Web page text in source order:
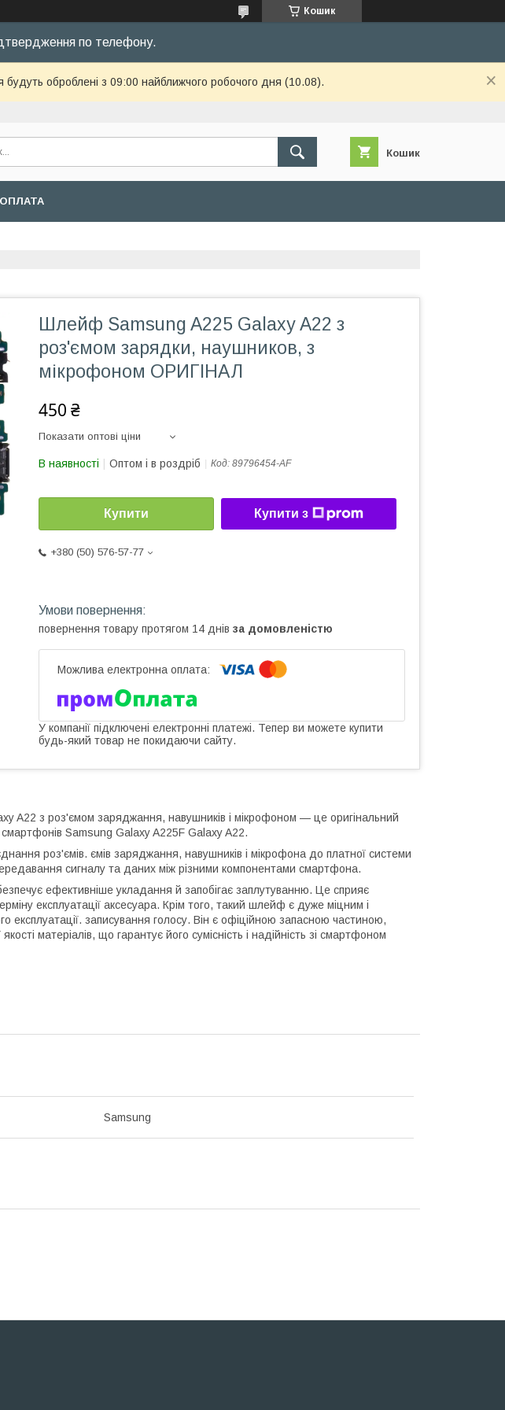
Кошик
по телефону.
оброблені з 09:00 найближчого робочого дня (10.08).
Кошик
Шлейф Samsung A225 Galaxy A22 з
роз'ємом зарядки, наушников, з
мікрофоном ОРИГІНАЛ
450 ₴
Показати оптові ціни
В наявності Оптом і в роздріб Код: 89796454-AF
Купити Купити з
+380 (50) 576-57-77
повернення товару протягом 14 днів за домовленістю
У компанії підключені електронні платежі. Тепер ви можете купити
будь-який товар не покидаючи сайту.
A22 з роз'ємом заряджання, навушників і мікрофоном — це оригінальний
Samsung Galaxy A225F Galaxy A22.
роз'ємів. ємів заряджання, навушників і мікрофона до платної системи
сигналу та даних між різними компонентами смартфона.
ефективніше укладання й запобігає заплутуванню. Це сприяє
експлуатації аксесуара. Крім того, такий шлейф є дуже міцним і
експлуатації. записування голосу. Він є офіційною запасною частиною,
матеріалів, що гарантує його сумісність і надійність зі смартфоном
Samsung